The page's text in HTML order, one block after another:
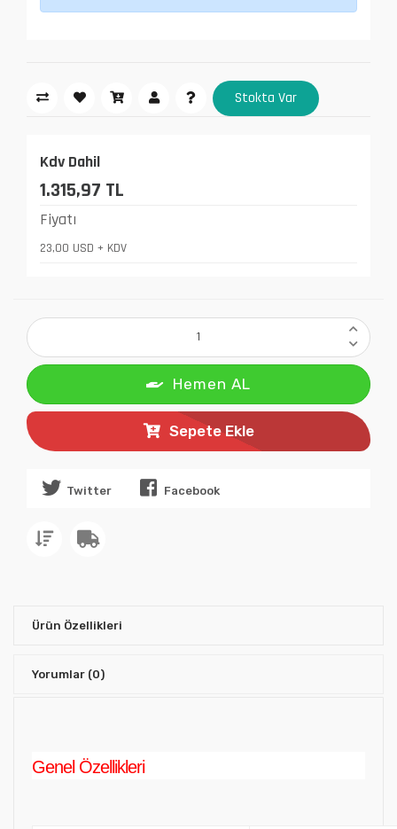
Stokta Var
Kdv Dahil
1.315,97 TL
Fiyatı
23,00 USD + KDV
Hemen AL
Sepete Ekle
Twitter Facebook
Ürün Özellikleri
Yorumlar (0)
Genel Özellikleri